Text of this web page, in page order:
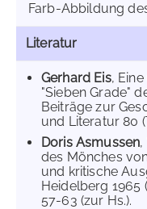
Farb-Abbildung
Literatur
Gerhard Eis,
"Sieben Grade"
Beiträge zur
und Literatur 80
Doris Asmussen,
des Mönches
und kritische
Heidelberg 1965
57-63 (zur Hs.).